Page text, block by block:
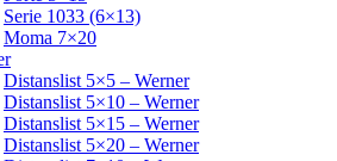
Serie 1033 (6×13)
Moma 7×20
Distanslist 5×5 – Werner
Distanslist 5×10 – Werner
Distanslist 5×15 – Werner
Distanslist 5×20 – Werner